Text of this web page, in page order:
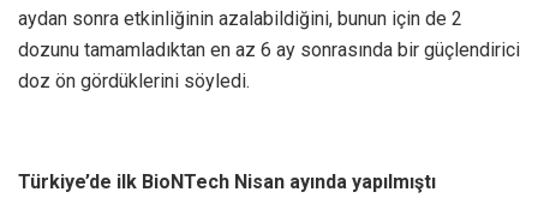
aydan sonra etkinliğinin azalabildiğini, bunun için de 2
dozunu tamamladıktan en az 6 ay sonrasında bir güçlendirici
doz ön gördüklerini söyledi.
Türkiye’de ilk BioNTech Nisan ayında yapılmıştı